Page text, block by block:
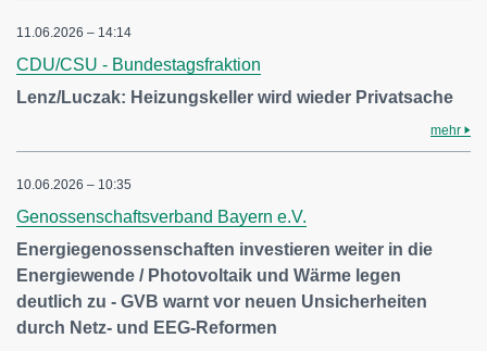
11.06.2026 – 14:14
CDU/CSU - Bundestagsfraktion
Lenz/Luczak: Heizungskeller wird wieder Privatsache
mehr
10.06.2026 – 10:35
Genossenschaftsverband Bayern e.V.
Energiegenossenschaften investieren weiter in die
Energiewende / Photovoltaik und Wärme legen
deutlich zu - GVB warnt vor neuen Unsicherheiten
durch Netz- und EEG-Reformen